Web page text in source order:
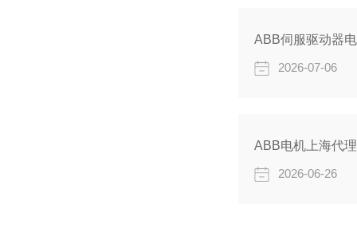
2026-07-06
ABB电机上海代
2026-06-26